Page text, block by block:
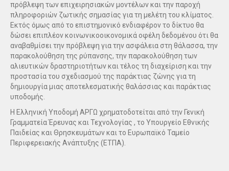
πρόβλεψη των επιχειρησιακών μοντέλων και την παροχή
πληροφοριών ζωτικής σημασίας για τη μελέτη του κλίματος.
Εκτός όμως από το επιστημονικό ενδιαφέρον το δίκτυο θα
δώσει επιπλέον κοινωνικοοικονομικά οφέλη δεδομένου ότι θα
αναβαθμίσει την πρόβλεψη για την ασφάλεια στη θάλασσα, την
παρακολούθηση της ρύπανσης, την παρακολούθηση των
αλιευτικών δραστηριοτήτων και τέλος τη διαχείριση και την
προστασία του σχεδιασμού της παράκτιας ζώνης για τη
δημιουργία μιας αποτελεσματικής θαλάσσιας και παράκτιας
υποδομής.
Η Ελληνική Υποδομή ΑΡΓΩ χρηματοδοτείται από την Γενική
Γραμματεία Έρευνας και Τεχνολογίας , το Υπουργείο Εθνικής
Παιδείας και Θρησκευμάτων και το Ευρωπαϊκό Ταμείο
Περιφερειακής Ανάπτυξης (ΕΤΠΑ).